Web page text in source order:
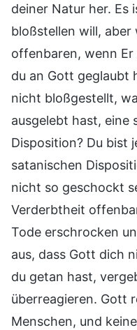
deiner Natur her. Es
bloßstellen will,
offenbaren, wenn
du an Gott geglaubt
nicht bloßgestellt,
ausgelebt hast, eine
Disposition? Du bist
satanischen
nicht so geschockt
Verderbtheit
Tode erschrocken
aus, dass Gott dich
du getan hast,
überreagieren. Gott
Menschen, und